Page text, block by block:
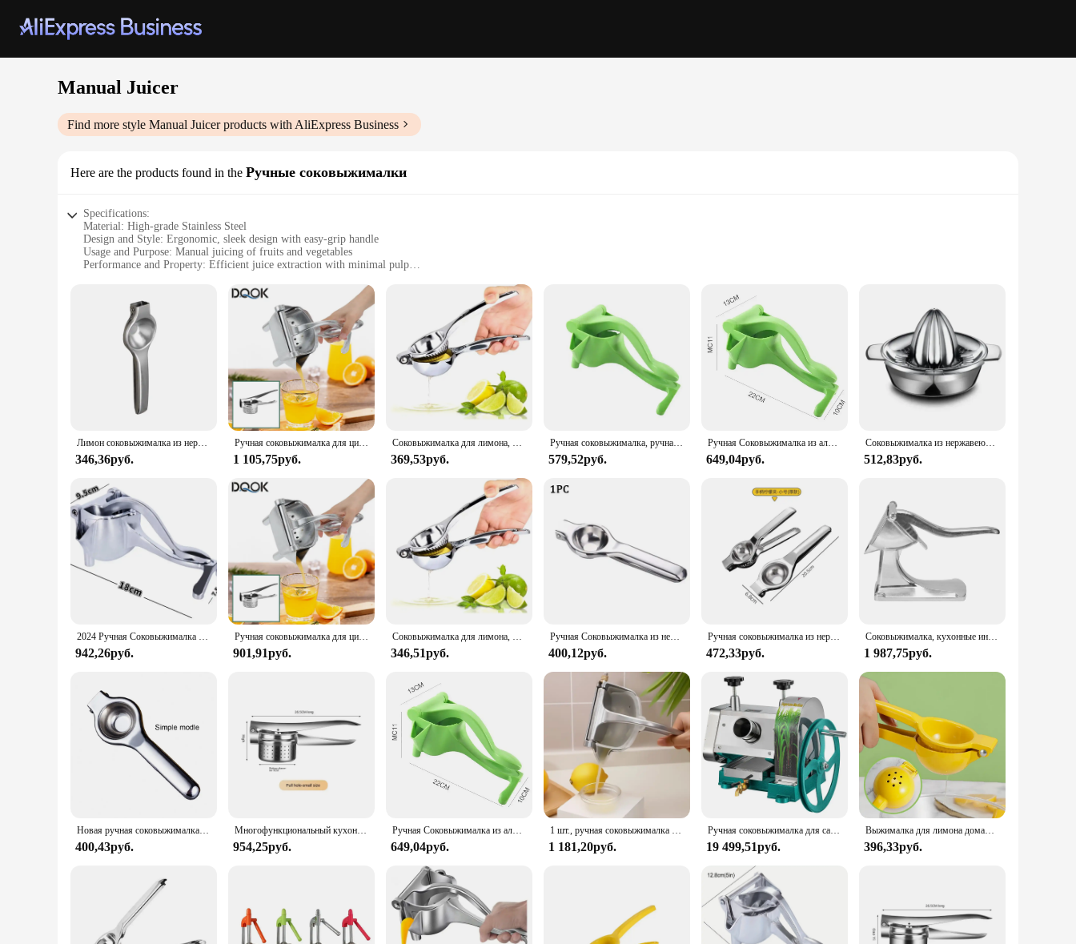
Manual Juicer
Find more style Manual Juicerproducts with AliExpress Business
Here are the products found in the Ручные соковыжималки
Specifications:
Material: High-grade Stainless Steel
Design and Style: Ergonomic, sleek design with easy-grip handle
Usage and Purpose: Manual juicing of fruits and vegetables
Performance and Property: Efficient juice extraction with minimal pulp
Applicable People: Ideal for health-conscious individuals and families
|Wholesale|Vendors|
**Unmatched Quality and Durability**
Crafted from premium stainless steel, the Manual Juicer ensures long-lasting durability and easy maintenance. Its robust construction guarantees that it can withstand the rigors of daily use, making it a
reliable addition to any kitchen. The sleek design is not only aesthetically pleasing but also ergonomically designed to provide a comfortable grip, reducing hand fatigue during prolonged use.
**Efficient Juicing Experience**
The Manual Juicer is engineered to provide an efficient juicing experience. Its innovative design allows for the extraction of juice with minimal pulp, ensuring that every drop of juice is as flavorful
and nutritious as possible. The included strainer helps separate the juice from the pulp, providing a smooth and fine-textured drink. This manual juicer is perfect for those who prefer a more natural
and healthy alternative to store-bought juices.
**Versatile and User-Friendly**
Whether you're a health enthusiast or a busy parent looking to incorporate more fruits and vegetables into your family's diet, this manual juicer is the perfect tool. It is user-friendly, requiring no
electricity or batteries, making it an eco-friendly choice. The lightweight design makes it easy to store and transport, making it an ideal option for those who are on the go. Its versatility extends to a
variety of fruits and vegetables, allowing you to enjoy fresh juices from oranges, lemons, limes, and even wheatgrass.
Лимон соковыжималка из нержавеющей стали ручной соковыжималка процессор многофункциональный сок соковыжималка сок фрукты прессования кухонные аксессуары
346,36руб.
Ручная соковыжималка для цитрусовых, ручная оранжевая зернистая соковыжималка для фруктов, пресс-машина из нержавеющей стали, соковыжималка для картофеля и ручная соковыжималка для рицов
1 105,75руб.
Соковыжималка для лимона, ручная соковыжималка из нержавеющей стали, кухонные аксессуары, пресс для сока, фруктов, соковыжималка для цитрусовых, апельсинов, пресс для лимона
369,53руб.
Ручная соковыжималка, ручная соковыжималка, портативная, удобная, стильная, простая в использовании, прочная, пищевая, ручная соковыжималка из полипропилена
579,52руб.
Ручная Соковыжималка из алюминиевого сплава, ручная соковыжималка для апельсинов, граната, лимона, фотоинструмент
649,04руб.
Соковыжималка из нержавеющей стали 304, фруктов, лимона, апельсина, бытовая маленькая креативная соковыжималка, портативная ручная соковыжималка
512,83руб.
2024 Ручная Соковыжималка из алюминиевого сплава ручная соковыжималка для граната, апельсина, лимона, сахарного тростника кухонный инструмент для фруктов
942,26руб.
Ручная соковыжималка для цитрусовых, ручная оранжевая зернистая соковыжималка для фруктов, пресс-машина из нержавеющей стали, соковыжималка для картофеля и ручная соковыжималка для рицов
901,91руб.
Соковыжималка для лимона, ручная соковыжималка из нержавеющей стали, кухонные аксессуары, пресс для сока, фруктов, соковыжималка для цитрусовых, апельсинов, пресс для лимона
346,51руб.
Ручная Соковыжималка из нержавеющей стали, комбайн, соковыжималка для лимона, соковыжималка для апельсинов и фруктов, бытовая соковыжималка для лимона, кухонные аксессуары
400,12руб.
Ручная соковыжималка из нержавеющей стали, соковыжималка для лимона, апельсиновые фрукты, бытовой зажим для лимона, пресс для фруктов, кухонные аксессуары
472,33руб.
Соковыжималка, кухонные инструменты, соковыжималка для лимона, многофункциональная ручная соковыжималка для фруктов, лимона, апельсина, пресс, соковыжималка, экстрактор, кухонный аксессуар
1 987,75руб.
Новая ручная соковыжималка для фруктов и лимонов из нержавеющей стали, ручная соковыжималка для цитрусовых и апельсинов, прочный кухонный инструмент, новый
400,43руб.
Многофункциональный кухонный инструмент, ручная соковыжималка из нержавеющей стали для фруктов и овощей, соковыжималка для наполнения овощей, простая эксплуатация
954,25руб.
Ручная Соковыжималка из алюминиевого сплава, соковыжималка с давлением для граната, апельсина, лимона, сахарного тростника, кухонный инструмент для фруктов
649,04руб.
1 шт., ручная соковыжималка из нержавеющей стали, соковыжималка для лимона, ручная соковыжималка, соковыжималка для фруктов, съемная сверхмощная соковыжималка для цитрусовых, инструменты
1 181,20руб.
Ручная соковыжималка для сахарного тростника, коммерческий пресс для тростника, нержавеющая сталь, 3 рулона, 2,5 дюйма, вход 110 фунтов, домашняя соковыжималка для тростника
19 499,51руб.
Выжималка для лимона домашняя ручная соковыжималка для лимона портативный ручной прессованный соковыжималка для цитрусовых и апельсинов практичный кухонный инструмент
396,33руб.